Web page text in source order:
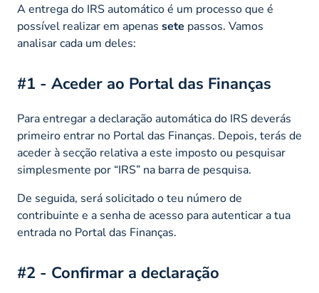
A entrega do IRS automático é um processo que é
possível realizar em apenas sete passos. Vamos
analisar cada um deles:
#1 - Aceder ao Portal das Finanças
Para entregar a declaração automática do IRS deverás
primeiro entrar no Portal das Finanças. Depois, terás de
aceder à secção relativa a este imposto ou pesquisar
simplesmente por “IRS” na barra de pesquisa.
De seguida, será solicitado o teu número de
contribuinte e a senha de acesso para autenticar a tua
entrada no Portal das Finanças.
#2 - Confirmar a declaração